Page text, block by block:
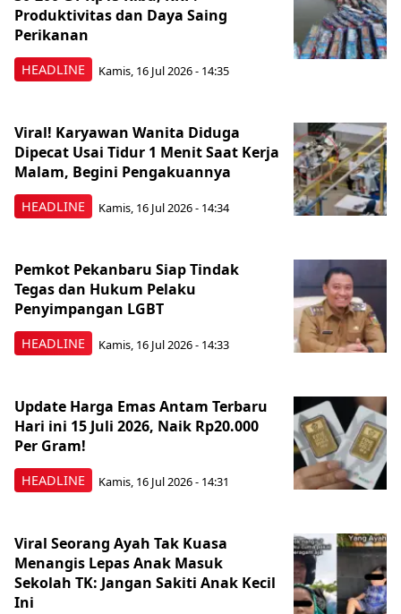
HEADLINE
Produktivitas dan Daya Saing
Perikanan
Kamis, 16 Jul 2026 - 14:35
HEADLINE
Viral! Karyawan Wanita Diduga
Dipecat Usai Tidur 1 Menit Saat Kerja
Malam, Begini Pengakuannya
Kamis, 16 Jul 2026 - 14:34
HEADLINE
Pemkot Pekanbaru Siap Tindak
Tegas dan Hukum Pelaku
Penyimpangan LGBT
Kamis, 16 Jul 2026 - 14:33
HEADLINE
Update Harga Emas Antam Terbaru
Hari ini 15 Juli 2026, Naik Rp20.000
Per Gram!
Kamis, 16 Jul 2026 - 14:31
Viral Seorang Ayah Tak Kuasa
Menangis Lepas Anak Masuk
Sekolah TK: Jangan Sakiti Anak Kecil
Ini